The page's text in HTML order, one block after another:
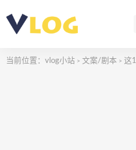
当前位置： vlog小站 > 文案/剧本 > 这